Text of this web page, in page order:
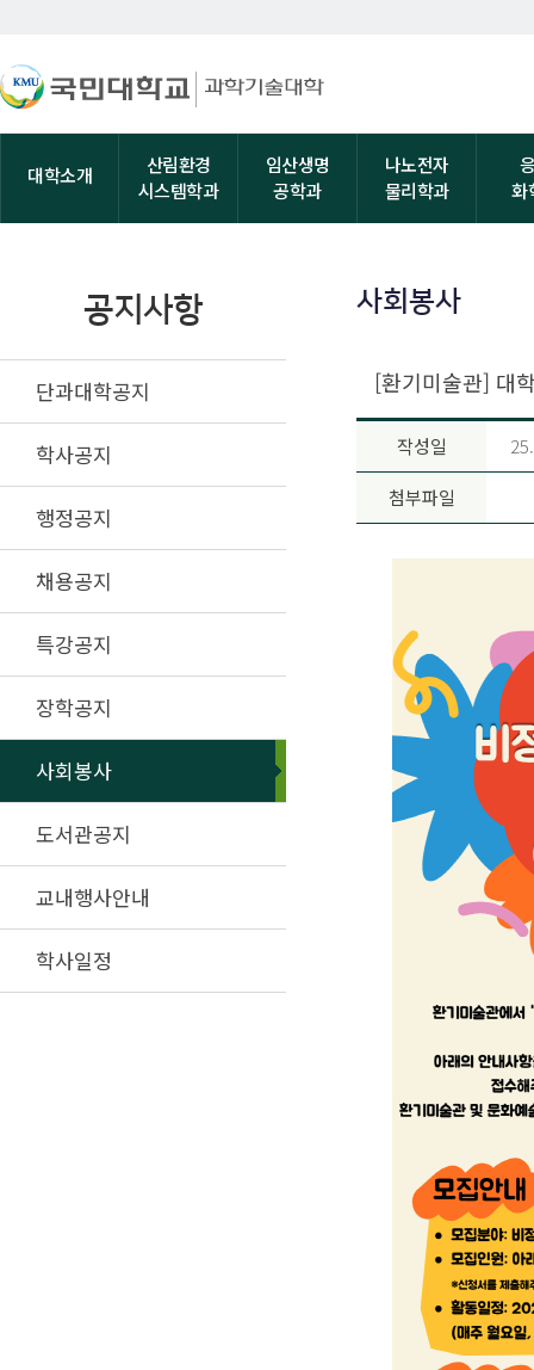
대학소개
산림환경
시스템학과
임산생명
공학과
나노전자
물리학과
화
공지사항
단과대학공지
학사공지
행정공지
채용공지
특강공지
장학공지
사회봉사
도서관공지
교내행사안내
학사일정
사회봉사
[환기미술관] 대
작성일
첨부파일